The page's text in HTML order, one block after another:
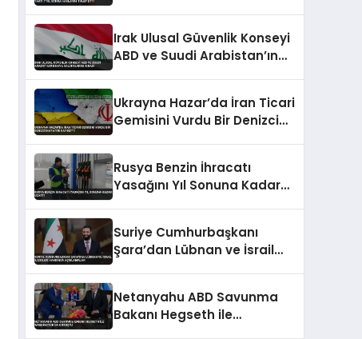
Irak Ulusal Güvenlik Konseyi
ABD ve Suudi Arabistan’ın
Ukrayna Hazar’da İran Ticari
Gemisini Vurdu Bir Denizci
Rusya Benzin İhracatı
Yasağını Yıl Sonuna Kadar
Suriye Cumhurbaşkanı
Şara’dan Lübnan ve İsrail
Netanyahu ABD Savunma
Bakanı Hegseth ile